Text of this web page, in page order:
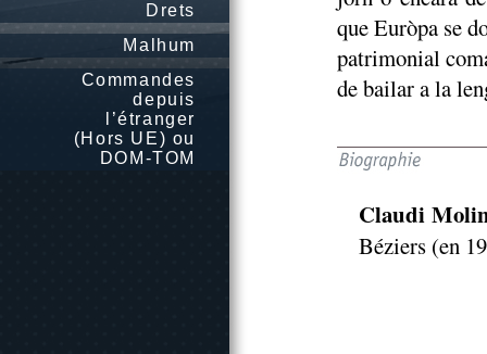
Drets
Malhum
Commandes
depuis
l’étranger
(Hors UE) ou
DOM-TOM
que Euròpa se
patrimonial
de bailar a la
Claudi
Béziers (en